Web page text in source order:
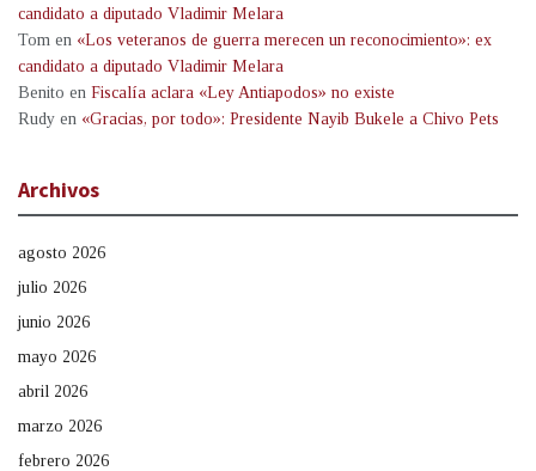
candidato a diputado Vladimir Melara
Tom en «Los veteranos de guerra merecen un reconocimiento»: ex
candidato a diputado Vladimir Melara
Benito en Fiscalía aclara «Ley Antiapodos» no existe
Rudy en «Gracias, por todo»: Presidente Nayib Bukele a Chivo Pets
Archivos
agosto 2026
julio 2026
junio 2026
mayo 2026
abril 2026
marzo 2026
febrero 2026